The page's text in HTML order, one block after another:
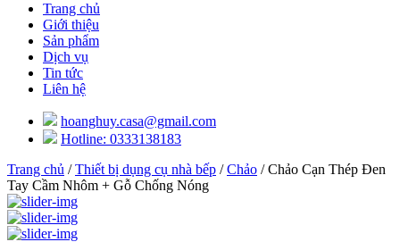
Trang chủ
Giới thiệu
Sản phẩm
Dịch vụ
Tin tức
Liên hệ
hoanghuy.casa@gmail.com
Hotline: 0333138183
Trang chủ /Thiết bị dụng cụ nhà bếp /Chảo / Chảo Cạn Thép Đen
Tay Cầm Nhôm + Gỗ Chống Nóng